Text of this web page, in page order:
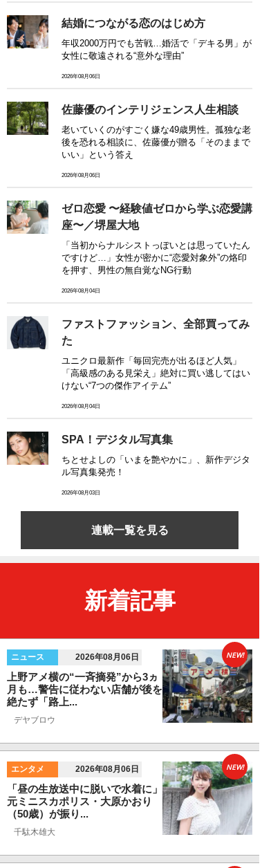
結婚につながる恋のはじめ方
年収2000万円でも苦戦…婚活で「デキる男」が
女性に敬遠される“意外な理由”
2026年08月06日
佐藤優のインテリジェンス人生相談
老いていくのがすごく嫌な49歳男性。孤独な老
後を恐れる相談に、佐藤優が贈る「そのままで
いい」という答え
2026年08月06日
ゼロ恋愛 〜経験値ゼロから学ぶ恋愛講
座〜／堺屋大地
「当初からナルシストっぽいとは思っていたん
ですけど…」女性が密かに“恋愛対象外”の烙印
を押す、男性の無自覚なNG行動
2026年08月04日
ファストファッション、全部買ってみ
た
ユニクロ最新作「毎回完売が出るほど人気」
「高級感のある見栄え」絶対に買い逃してはい
けない“7つの傑作アイテム”
2026年08月04日
SPA！デジタル写真集
ちとせよしの「いまを艶やかに」、新作デジタ
ル写真集発売！
2026年08月03日
連載一覧を見る
新着記事
ニュース 2026年08月06日
上野アメ横の“一斉摘発”から3ヵ
月も…警告に従わない店舗が後を
絶たず「路上...
デヤブロウ
NEW!
エンタメ 2026年08月06日
「昼の生放送中に脱いで水着に」
元ミニスカポリス・大原かおり
（50歳）が振り...
千駄木雄大
NEW!